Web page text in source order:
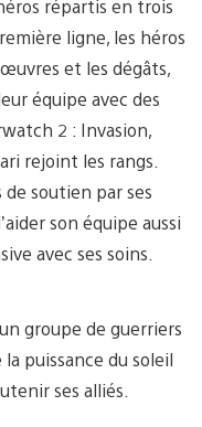
répartis en trois
ligne, les héros
et les dégâts,
équipe avec des
2 : Invasion,
rejoint les rangs.
soutien par ses
son équipe aussi
avec ses soins.
groupe de guerriers
puissance du soleil
ses alliés.